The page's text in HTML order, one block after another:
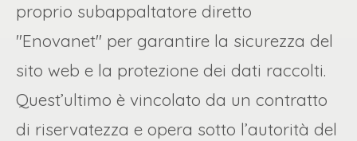
proprio subappaltatore diretto
"Enovanet" per garantire la sicurezza del
sito web e la protezione dei dati raccolti.
Quest’ultimo è vincolato da un contratto
di riservatezza e opera sotto l’autorità del